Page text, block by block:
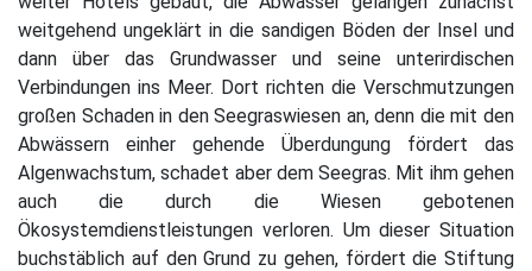
weitgehend ungeklärt in die sandigen Böden der Insel und
dann über das Grundwasser und seine unterirdischen
Verbindungen ins Meer. Dort richten die Verschmutzungen
großen Schaden in den Seegraswiesen an, denn die mit den
Abwässern einher gehende Überdungung fördert das
Algenwachstum, schadet aber dem Seegras. Mit ihm gehen
auch die durch die Wiesen gebotenen
Ökosystemdienstleistungen verloren. Um dieser Situation
buchstäblich auf den Grund zu gehen, fördert die Stiftung